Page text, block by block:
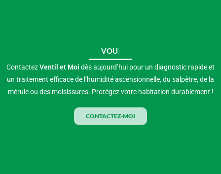
VOUS CONSTATEZ
ContactezVentil et Moi dès aujourd’hui pour un diagnostic rapide et
un traitement efficace de l’humidité ascensionnelle, du salpêtre, de la
mérule ou des moisissures. Protégez votre habitation durablement !
CONTACTEZ-MOI